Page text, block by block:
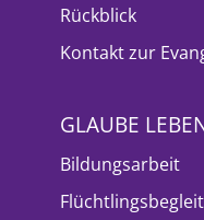
Rückblick
Kontakt zur
GLAUBE
Bildungsarbeit